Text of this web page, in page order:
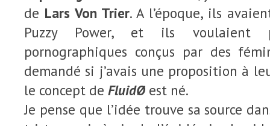
de Lars Von Trier. A l’époque, ils
Puzzy Power, et ils voulaient
pornographiques conçus par des
demandé si j’avais une proposition à
le concept de FluidØ est né.
Je pense que l’idée trouve sa source